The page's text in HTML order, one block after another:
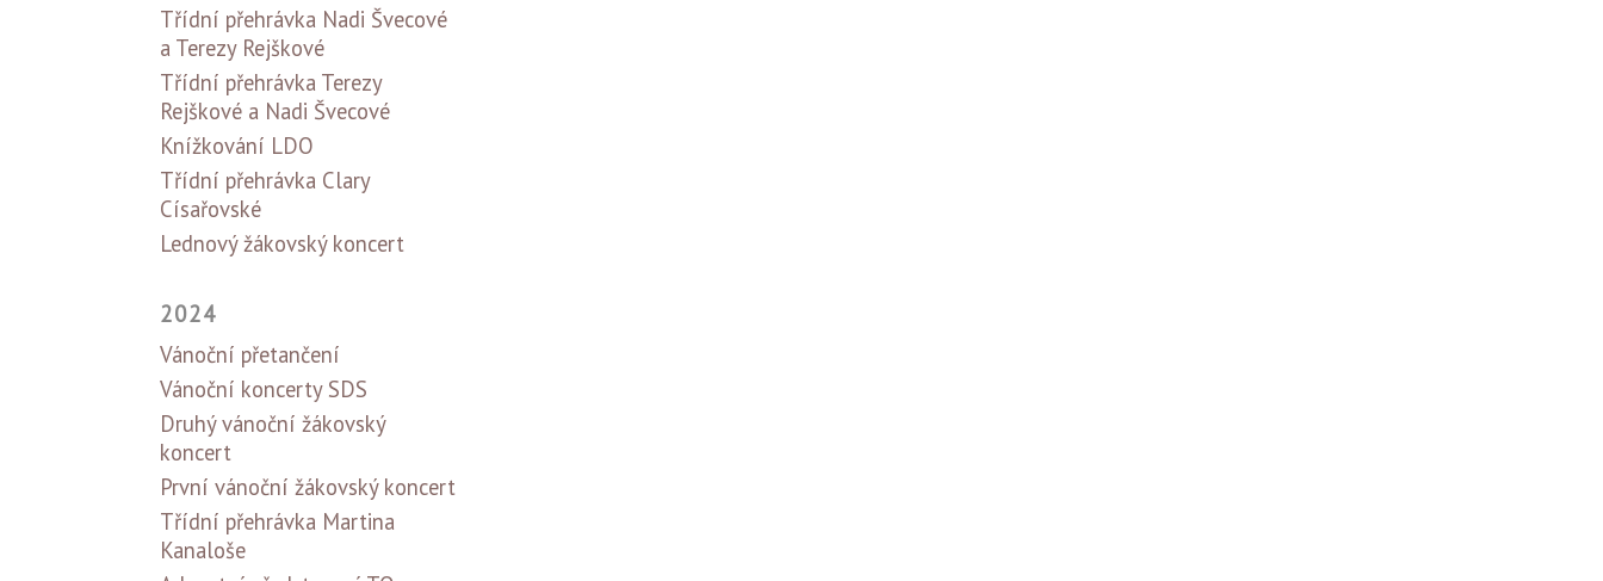
Třídní přehrávka Nadi Švecové
a Terezy Rejškové
Třídní přehrávka Terezy
Rejškové a Nadi Švecové
Knížkování LDO
Třídní přehrávka Clary
Císařovské
Lednový žákovský koncert
2024
Vánoční přetančení
Vánoční koncerty SDS
Druhý vánoční žákovský
koncert
První vánoční žákovský koncert
Třídní přehrávka Martina
Kanaloše